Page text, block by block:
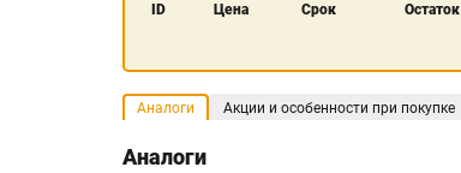
ID Цена Срок Остаток
Аналоги Акции и особенности при покупке
Аналоги